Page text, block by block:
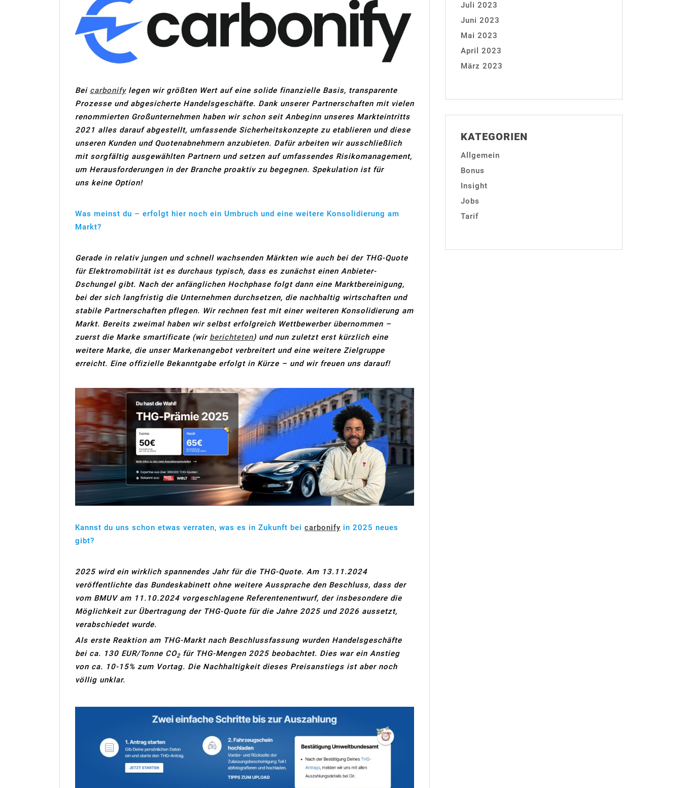
Bei carbonify legen wir größten Wert auf eine solide finanzielle Basis, transparente
Prozesse und abgesicherte Handelsgeschäfte. Dank unserer Partnerschaften mit vielen
renommierten Großunternehmen haben wir schon seit Anbeginn unseres Markteintritts
2021 alles darauf abgestellt, umfassende Sicherheitskonzepte zu etablieren und diese
unseren Kunden und Quotenabnehmern anzubieten. Dafür arbeiten wir ausschließlich
mit sorgfältig ausgewählten Partnern und setzen auf umfassendes Risikomanagement,
um Herausforderungen in der Branche proaktiv zu begegnen. Spekulation ist für
uns keine Option!
Was meinst du – erfolgt hier noch ein Umbruch und eine weitere Konsolidierung am
Markt?
Gerade in relativ jungen und schnell wachsenden Märkten wie auch bei der THG-Quote
für Elektromobilität ist es durchaus typisch, dass es zunächst einen Anbieter-
Dschungel gibt. Nach der anfänglichen Hochphase folgt dann eine Marktbereinigung,
bei der sich langfristig die Unternehmen durchsetzen, die nachhaltig wirtschaften und
stabile Partnerschaften pflegen. Wir rechnen fest mit einer weiteren Konsolidierung am
Markt. Bereits zweimal haben wir selbst erfolgreich Wettbewerber übernommen –
zuerst die Marke smartificate (wir berichteten) und nun zuletzt erst kürzlich eine
weitere Marke, die unser Markenangebot verbreitert und eine weitere Zielgruppe
erreicht. Eine offizielle Bekanntgabe erfolgt in Kürze – und wir freuen uns darauf!
Kannst du uns schon etwas verraten, was es in Zukunft bei carbonify in 2025 neues
gibt?
2025 wird ein wirklich spannendes Jahr für die THG-Quote. Am 13.11.2024
veröffentlichte das Bundeskabinett ohne weitere Aussprache den Beschluss, dass der
vom BMUV am 11.10.2024 vorgeschlagene Referentenentwurf, der insbesondere die
Möglichkeit zur Übertragung der THG-Quote für die Jahre 2025 und 2026 aussetzt,
verabschiedet wurde.
Als erste Reaktion am THG-Markt nach Beschlussfassung wurden Handelsgeschäfte
bei ca. 130 EUR/Tonne CO2für THG-Mengen 2025 beobachtet. Dies war ein Anstieg
von ca. 10-15% zum Vortag. Die Nachhaltigkeit dieses Preisanstiegs ist aber noch
völlig unklar.
Juli 2023
Juni 2023
Mai 2023
April 2023
März 2023
KATEGORIEN
Allgemein
Bonus
Insight
Jobs
Tarif